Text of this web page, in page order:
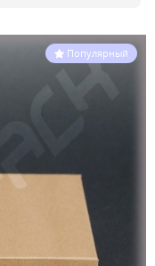
Популярный